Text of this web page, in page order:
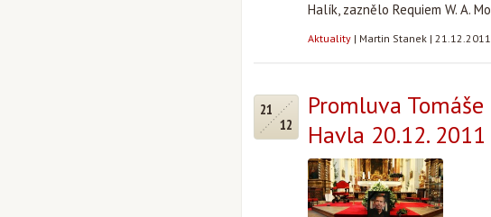
Halík, zaznělo Requiem W. A.
Aktuality | Martin Stanek |
21
12
Promluva
Havla 20.12. 2011